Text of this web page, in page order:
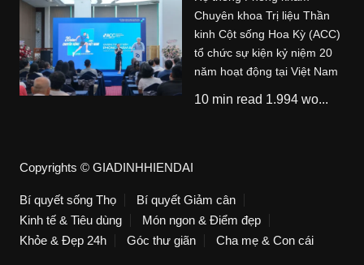
Chuyên khoa Trị liệu Thần
kinh Cột sống Hoa Kỳ (ACC)
tổ chức sự kiện kỷ niệm 20
năm hoạt động tại Việt Nam
10 min read 1.994 wo...
Copyrights © GIADINHHIENDAI
Bí quyết sống Thọ
Bí quyết Giảm cân
Kinh tế & Tiêu dùng
Món ngon & Điểm đẹp
Khỏe & Đẹp 24h
Góc thư giãn Cha mẹ & Con cái